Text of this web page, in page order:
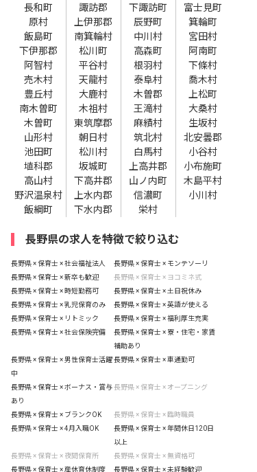
長和町
諏訪郡 下諏訪町
富士見町
原村
上伊那郡 辰野町
箕輪町
飯島町
南箕輪村 中川村
宮田村
下伊那郡
松川町 高森町
阿南町
阿智村
平谷村 根羽村
下條村
売木村
天龍村 泰阜村
喬木村
豊丘村
大鹿村 木曽郡
上松町
南木曽町
木祖村 王滝村
大桑村
木曽町
東筑摩郡 麻績村
生坂村
山形村
朝日村 筑北村
北安曇郡
池田町
松川村 白馬村
小谷村
埴科郡
坂城町 上高井郡
小布施町
高山村
下高井郡 山ノ内町
木島平村
野沢温泉村
上水内郡 信濃町
小川村
飯綱町
下水内郡 栄村
長野県の求人を特徴で絞り込む
長野県 × 保育士 × 社会福祉法人
長野県 × 保育士 × モンテソーリ
長野県 × 保育士 × 新卒も歓迎
長野県 × 保育士 × ヨコミネ式
長野県 × 保育士 × 時短勤務可
長野県 × 保育士 × 土日祝休み
長野県 × 保育士 × 乳児保育のみ
長野県 × 保育士 × 英語が使える
長野県 × 保育士 × リトミック
長野県 × 保育士 × 福利厚生充実
長野県 × 保育士 × 社会保険完備
長野県 × 保育士 × 寮・住宅・家賃
補助あり
長野県 × 保育士 × 男性保育士活躍
中
長野県 × 保育士 × 車通勤可
長野県 × 保育士 × ボーナス・賞与
あり
長野県 × 保育士 × オープニング
長野県 × 保育士 × ブランクOK
長野県 × 保育士 × 臨時職員
長野県 × 保育士 × 4月入職OK
長野県 × 保育士 × 年間休日120日
以上
長野県 × 保育士 × 夜間保育所
長野県 × 保育士 × 無資格可
長野県 × 保育士 × 産休育休制度
長野県 × 保育士 × 未経験歓迎